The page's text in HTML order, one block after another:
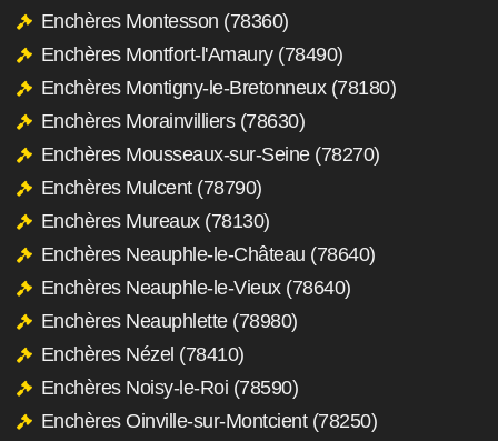
Enchères Montesson (78360)
Enchères Montfort-l'Amaury (78490)
Enchères Montigny-le-Bretonneux (78180)
Enchères Morainvilliers (78630)
Enchères Mousseaux-sur-Seine (78270)
Enchères Mulcent (78790)
Enchères Mureaux (78130)
Enchères Neauphle-le-Château (78640)
Enchères Neauphle-le-Vieux (78640)
Enchères Neauphlette (78980)
Enchères Nézel (78410)
Enchères Noisy-le-Roi (78590)
Enchères Oinville-sur-Montcient (78250)